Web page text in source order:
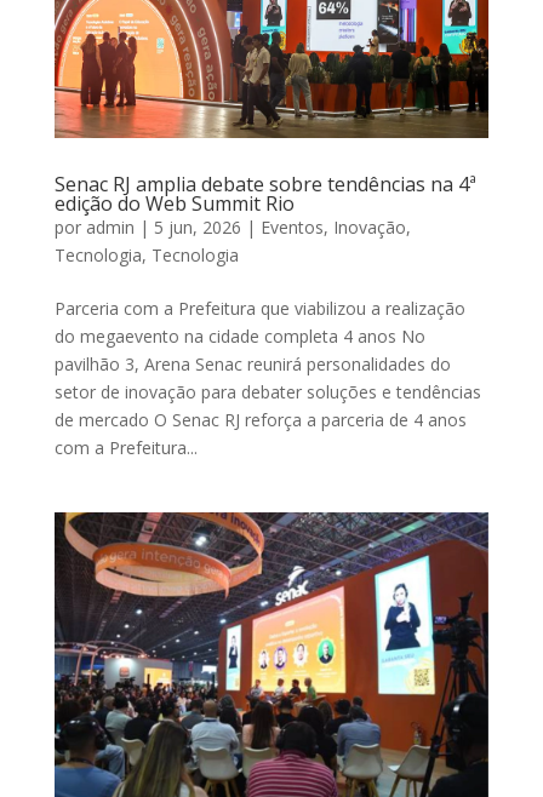
Senac RJ amplia debate sobre tendências na 4ª
edição do Web Summit Rio
por admin | 5 jun, 2026 | Eventos, Inovação,
Tecnologia, Tecnologia
Parceria com a Prefeitura que viabilizou a realização
do megaevento na cidade completa 4 anos No
pavilhão 3, Arena Senac reunirá personalidades do
setor de inovação para debater soluções e tendências
de mercado O Senac RJ reforça a parceria de 4 anos
com a Prefeitura...